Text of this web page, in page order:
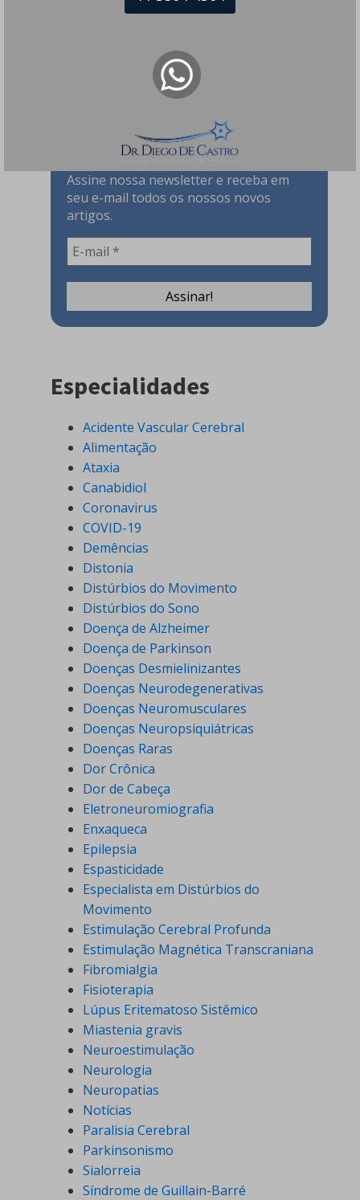
Assine nossa Newsletter!
Assine nossa newsletter e receba em
seu e-mail todos os nossos novos
artigos.
Especialidades
Acidente Vascular Cerebral
Alimentação
Ataxia
Canabidiol
Coronavirus
COVID-19
Demências
Distonia
Distúrbios do Movimento
Distúrbios do Sono
Doença de Alzheimer
Doença de Parkinson
Doenças Desmielinizantes
Doenças Neurodegenerativas
Doenças Neuromusculares
Doenças Neuropsiquiátricas
Doenças Raras
Dor Crônica
Dor de Cabeça
Eletroneuromiografia
Enxaqueca
Epilepsia
Espasticidade
Especialista em Distúrbios do
Movimento
Estimulação Cerebral Profunda
Estimulação Magnética Transcraniana
Fibromialgia
Fisioterapia
Lúpus Eritematoso Sistêmico
Miastenia gravis
Neuroestimulação
Neurologia
Neuropatias
Notícias
Paralisia Cerebral
Parkinsonismo
Sialorreia
Síndrome de Guillain-Barré